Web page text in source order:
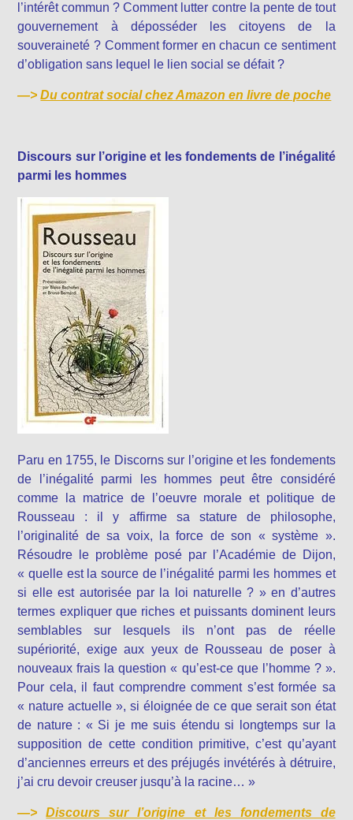
l’intérêt commun ? Comment lutter contre la pente de tout
gouvernement à déposséder les citoyens de la
souveraineté ? Comment former en chacun ce sentiment
d’obligation sans lequel le lien social se défait ?
—>Du contrat social chez Amazon en livre de poche
Discours sur l’origine et les fondements de l’inégalité
parmi les hommes
Paru en 1755, le Discorns sur l’origine et les fondements
de l’inégalité parmi les hommes peut être considéré
comme la matrice de l’oeuvre morale et politique de
Rousseau : il y affirme sa stature de philosophe,
l’originalité de sa voix, la force de son « système ».
Résoudre le problème posé par l’Académie de Dijon,
« quelle est la source de l’inégalité parmi les hommes et
si elle est autorisée par la loi naturelle ? » en d’autres
termes expliquer que riches et puissants dominent leurs
semblables sur lesquels ils n’ont pas de réelle
supériorité, exige aux yeux de Rousseau de poser à
nouveaux frais la question « qu’est-ce que l’homme ? ».
Pour cela, il faut comprendre comment s’est formée sa
« nature actuelle », si éloignée de ce que serait son état
de nature : « Si je me suis étendu si longtemps sur la
supposition de cette condition primitive, c’est qu’ayant
d’anciennes erreurs et des préjugés invétérés à détruire,
j’ai cru devoir creuser jusqu’à la racine… »
—>Discours sur l’origine et les fondements de